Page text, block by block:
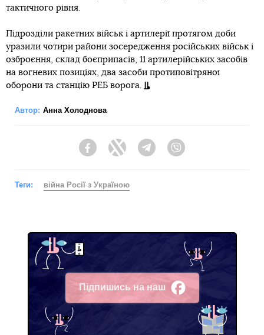
тактичного рівня.
Підрозділи ракетних військ і артилерії протягом доби
уразили чотири райони зосередження російських військ і
озброєння, склад боєприпасів, 11 артилерійських засобів
на вогневих позиціях, два засоби протиповітряної
оборони та станцію РЕБ ворога.
Автор: Анна Холоднова
FacebookTwitter Telegram
Теги: війна Росії з Україною
Підпишись на наш
Facebook